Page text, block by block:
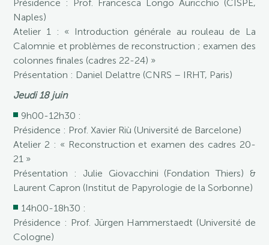
Présidence : Prof. Francesca Longo Auricchio (CISPE,
Naples)
Atelier 1 : « Introduction générale au rouleau de La
Calomnie et problèmes de reconstruction ; examen des
colonnes finales (cadres 22-24) »
Présentation : Daniel Delattre (CNRS – IRHT, Paris)
Jeudi 18 juin
9h00-12h30 :
Présidence : Prof. Xavier Riù (Université de Barcelone)
Atelier 2 : « Reconstruction et examen des cadres 20-
21 »
Présentation : Julie Giovacchini (Fondation Thiers) &
Laurent Capron (Institut de Papyrologie de la Sorbonne)
14h00-18h30 :
Présidence : Prof. Jürgen Hammerstaedt (Université de
Cologne)